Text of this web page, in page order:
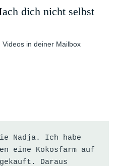
dich nicht selbst
in deiner Mailbox
Nadja. Ich habe
eine Kokosfarm auf
Daraus